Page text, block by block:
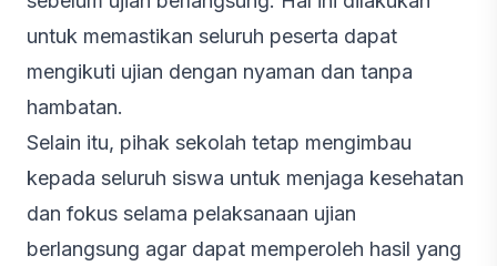
untuk memastikan seluruh peserta dapat
mengikuti ujian dengan nyaman dan tanpa
hambatan.
Selain itu, pihak sekolah tetap mengimbau
kepada seluruh siswa untuk menjaga kesehatan
dan fokus selama pelaksanaan ujian
berlangsung agar dapat memperoleh hasil yang